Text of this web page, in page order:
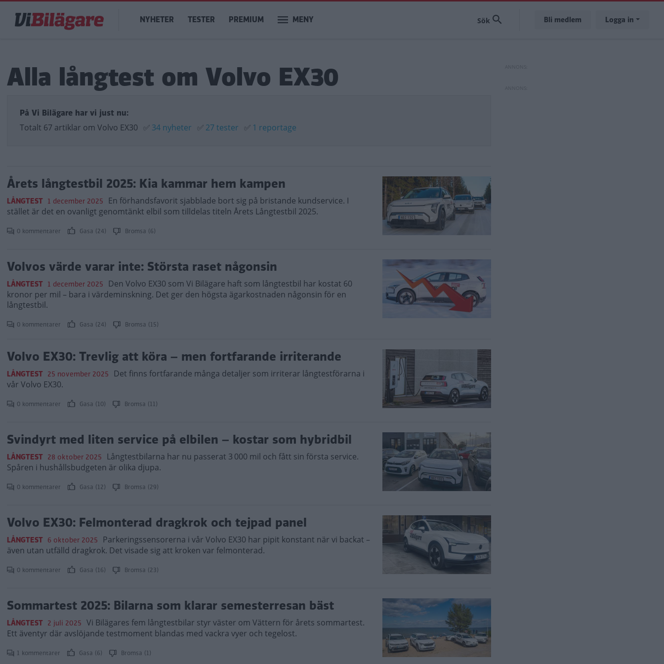
huvudinnehåll
Main
navigation
NYHETER TESTER PREMIUM MENY Bli medlem Logga in
Alla långtest om Volvo EX30
På Vi Bilägare har vi just nu:
Totalt 67 artiklar om Volvo EX30 ✅ 34 nyheter ✅ 27 tester ✅ 1 reportage
Årets långtestbil 2025: Kia kammar hem kampen
LÅNGTEST 1 december 2025 En förhandsfavorit sjabblade bort sig på bristande kundservice. I
stället är det en ovanligt genomtänkt elbil som tilldelas titeln Årets Långtestbil 2025.
0 kommentarer Gasa (24) Bromsa (6)
Volvos värde varar inte: Största raset någonsin
LÅNGTEST 1 december 2025 Den Volvo EX30 som Vi Bilägare haft som långtestbil har kostat 60
kronor per mil – bara i värdeminskning. Det ger den högsta ägarkostnaden någonsin för en
långtestbil.
0 kommentarer Gasa (24) Bromsa (15)
Volvo EX30: Trevlig att köra – men fortfarande irriterande
LÅNGTEST 25 november 2025 Det finns fortfarande många detaljer som irriterar långtestförarna i
vår Volvo EX30.
0 kommentarer Gasa (10) Bromsa (11)
Svindyrt med liten service på elbilen – kostar som hybridbil
LÅNGTEST 28 oktober 2025 Långtestbilarna har nu passerat 3 000 mil och fått sin första service.
Spåren i hushållsbudgeten är olika djupa.
0 kommentarer Gasa (12) Bromsa (29)
Volvo EX30: Felmonterad dragkrok och tejpad panel
LÅNGTEST 6 oktober 2025 Parkeringssensorerna i vår Volvo EX30 har pipit konstant när vi backat –
även utan utfälld dragkrok. Det visade sig att kroken var felmonterad.
0 kommentarer Gasa (16) Bromsa (23)
Sommartest 2025: Bilarna som klarar semesterresan bäst
LÅNGTEST 2 juli 2025 Vi Bilägares fem långtestbilar styr väster om Vättern för årets sommartest.
Ett äventyr där avslöjande testmoment blandas med vackra vyer och tegelost.
1 kommentarer Gasa (6) Bromsa (1)